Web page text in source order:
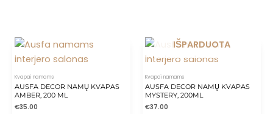
Kvapai namams
AUSFA DECOR NAMŲ KVAPAS
AMBER, 200 ML
€35.00
IŠPARDUOTA
Kvapai namams
AUSFA DECOR NAMŲ KVAPAS
MYSTERY, 200ML
€37.00